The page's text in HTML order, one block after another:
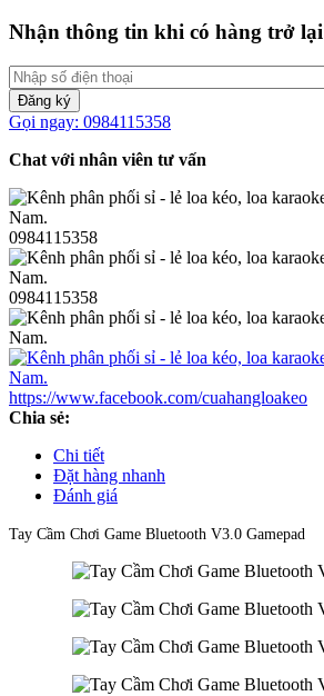
Nhận thông tin khi có hàng trở lại
Đăng ký
Gọi ngay: 0984115358
Chat với nhân viên tư vấn
0984115358
0984115358
https://www.facebook.com/cuahangloakeo
Chia sẻ:
Chi tiết
Đặt hàng nhanh
Đánh giá
Tay Cầm Chơi Game Bluetooth V3.0 Gamepad